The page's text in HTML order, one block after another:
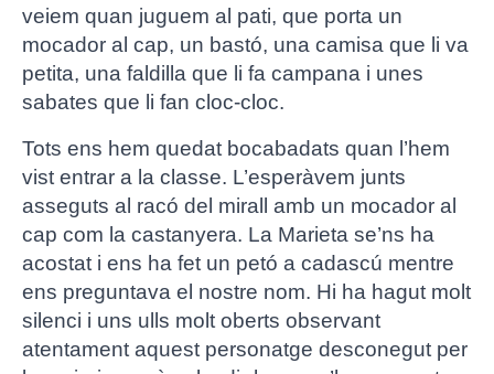
veiem quan juguem al pati, que porta un
mocador al cap, un bastó, una camisa que li va
petita, una faldilla que li fa campana i unes
sabates que li fan cloc-cloc.
Tots ens hem quedat bocabadats quan l’hem
vist entrar a la classe. L’esperàvem junts
asseguts al racó del mirall amb un mocador al
cap com la castanyera. La Marieta se’ns ha
acostat i ens ha fet un petó a cadascú mentre
ens preguntava el nostre nom. Hi ha hagut molt
silenci i uns ulls molt oberts observant
atentament aquest personatge desconegut per